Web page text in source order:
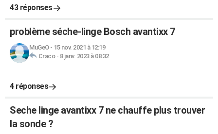
43 réponses
problème séche-linge Bosch avantixx 7
MuGeO- 15 nov. 2021 à 12:19
Craco- 8 janv. 2023 à 08:32
4 réponses
Seche linge avantixx 7 ne chauffe plus trouver
la sonde ?